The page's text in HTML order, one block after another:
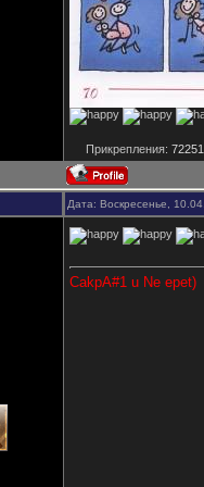
Прикрепления:
Дата: Воскресенье,
CakpA#1 u Ne epet)